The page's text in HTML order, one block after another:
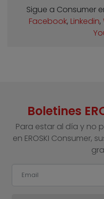
Sigue a Consumer
Facebook, Linkedin,
Boletines
Para estar al día y no
en EROSKI Consumer,